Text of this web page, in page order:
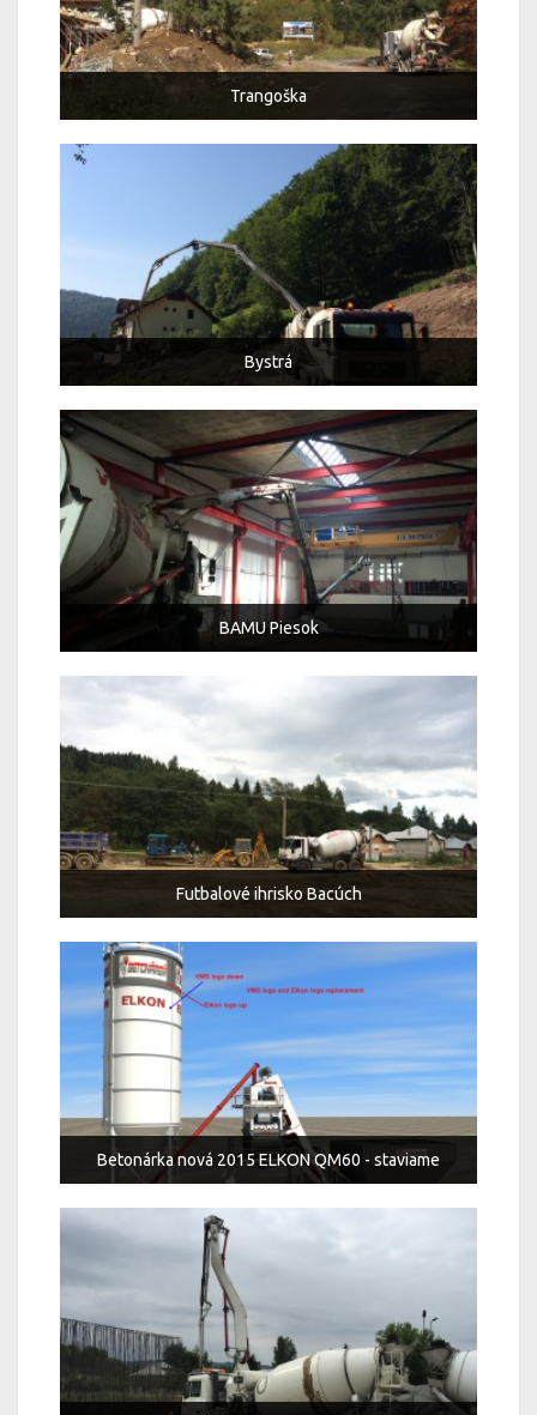
Trangoška
Bystrá
BAMU Piesok
Futbalové ihrisko Bacúch
Betonárka nová 2015 ELKON QM60 - staviame